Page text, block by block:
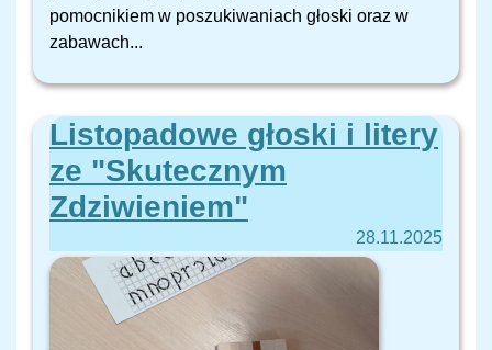
pomocnikiem w poszukiwaniach głoski oraz w
zabawach...
Listopadowe głoski i litery
ze "Skutecznym
Zdziwieniem"
28.11.2025